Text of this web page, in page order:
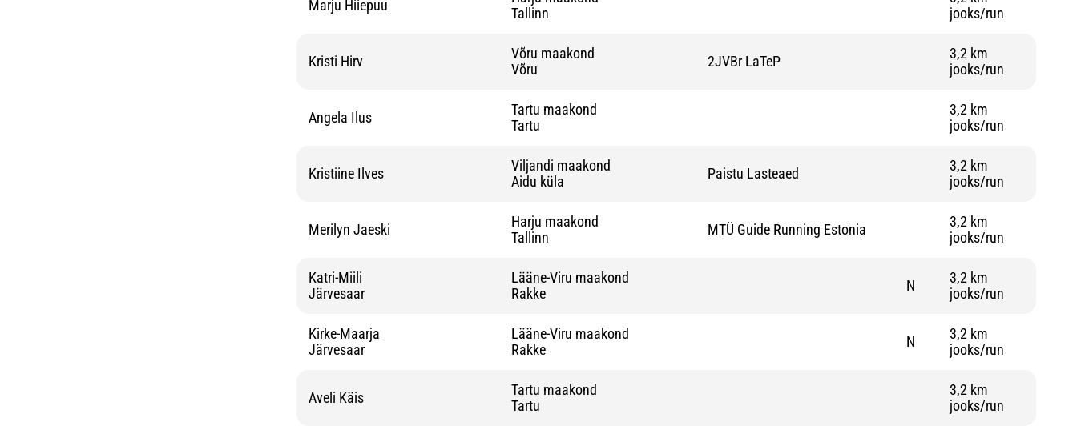
Marju Hiiepuu
Tallinn
jooks/run
Kristi Hirv
Võru maakond
Võru
2JVBr LaTeP
3,2 km
jooks/run
Angela Ilus
Tartu maakond
Tartu
3,2 km
jooks/run
Kristiine Ilves
Viljandi maakond
Aidu küla
Paistu Lasteaed
3,2 km
jooks/run
Merilyn Jaeski
Harju maakond
Tallinn
MTÜ Guide Running Estonia
3,2 km
jooks/run
Katri-Miili
Järvesaar
Lääne-Viru maakond
Rakke
N
3,2 km
jooks/run
Kirke-Maarja
Järvesaar
Lääne-Viru maakond
Rakke
N
3,2 km
jooks/run
Aveli Käis
Tartu maakond
Tartu
3,2 km
jooks/run